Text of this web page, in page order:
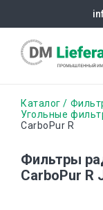
основному
Строка
Каталог
Угольные
CarboPur R
Фильтры
CarboPur R